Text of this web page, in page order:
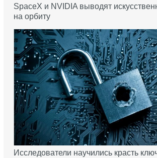
SpaceX и NVIDIA выводят
на орбиту
Исследователи научились красть